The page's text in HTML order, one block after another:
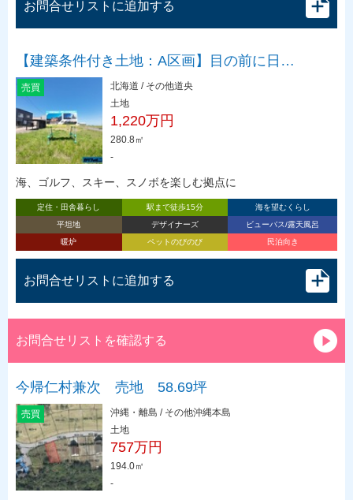
お問合せリストに追加する
【建築条件付き土地：A区画】目の前に日…
売買
北海道 / その他道央
土地
1,220万円
280.8㎡
-
海、ゴルフ、スキー、スノボを楽しむ拠点に
定住・田舎暮らし 駅まで徒歩15分
海を望むくらし
平坦地
デザイナーズ
ビューバス/露天風呂
暖炉
ペットのびのび 民泊向き
お問合せリストに追加する
お問合せリストを確認する
今帰仁村兼次 売地 58.69坪
売買
沖縄・離島 / その他沖縄本島
土地
757万円
194.0㎡
-